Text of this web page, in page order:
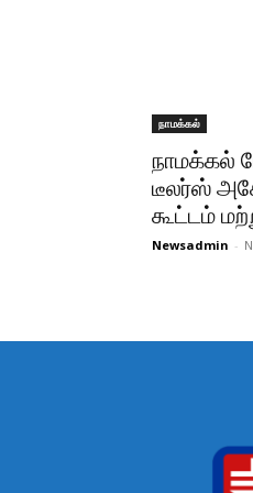
நாமக்கல்
நாமக்கல்
டீலர்ஸ்
கூட்டம்
Newsadmin -